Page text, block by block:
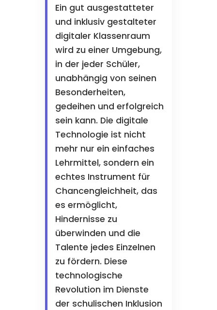
Ein gut ausgestatteter
und inklusiv gestalteter
digitaler Klassenraum
wird zu einer Umgebung,
in der jeder Schüler,
unabhängig von seinen
Besonderheiten,
gedeihen und erfolgreich
sein kann. Die digitale
Technologie ist nicht
mehr nur ein einfaches
Lehrmittel, sondern ein
echtes Instrument für
Chancengleichheit, das
es ermöglicht,
Hindernisse zu
überwinden und die
Talente jedes Einzelnen
zu fördern. Diese
technologische
Revolution im Dienste
der schulischen Inklusion